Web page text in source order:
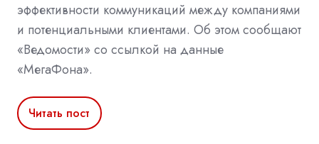
эффективности коммуникаций между компаниями
и потенциальными клиентами. Об этом сообщают
«Ведомости» со ссылкой на данные
«МегаФона».
Читать пост